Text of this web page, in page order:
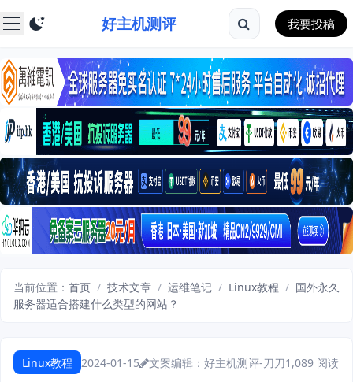
好主机测评 我要投稿
当前位置： 首页 / 技术文章 / 运维笔记 / Linux教程 / 国外永久
服务器适合搭建什么类型的网站？
Linux教程 2024-01-15 文案编辑：好主机测评-刀刀1,089 阅读